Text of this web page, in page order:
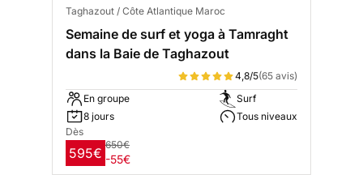
Taghazout / Côte Atlantique Maroc
Semaine de surf et yoga à Tamraght
dans la Baie de Taghazout
4,8/5(65 avis)
En groupe
8 jours
Surf
Tous niveaux
Dès
595€
650€
-55€